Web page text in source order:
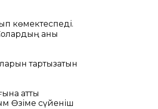
көмектеспеді.
қаны
тартқызатын
қатты
Өзіме сүйеніш